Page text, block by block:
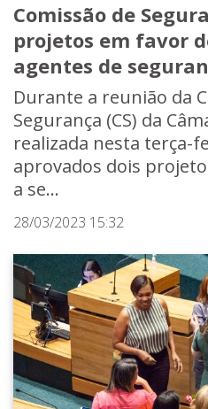
Comissão de
projetos em favor
agentes de
Durante a reunião da
Segurança (CS) da
realizada nesta terça-
aprovados dois
a se...
28/03/2023 15:32